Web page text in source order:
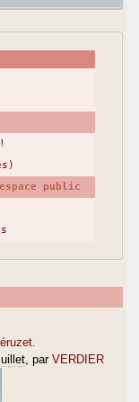
public
, par VERDIER